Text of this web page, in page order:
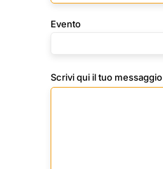
Evento
Scrivi qui il tuo messaggio